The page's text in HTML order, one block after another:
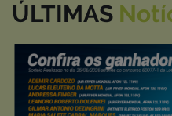
ÚLTIMAS